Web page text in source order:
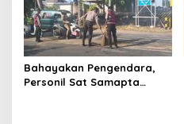
Bahayakan Pengendara,
Personil Sat Samapta